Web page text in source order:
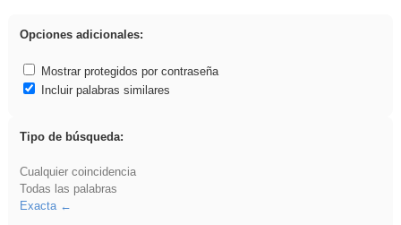
Opciones adicionales:
Mostrar protegidos por contraseña
Incluir palabras similares
Tipo de búsqueda:
Cualquier coincidencia
Todas las palabras
Exacta